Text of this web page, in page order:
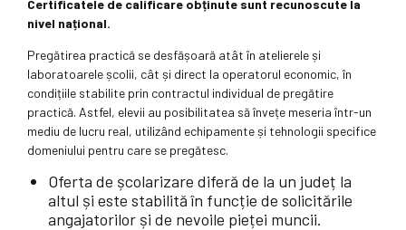
Certificatele de calificare obținute sunt recunoscute la
nivel național.
Pregătirea practică se desfășoară atât în atelierele și
laboratoarele școlii, cât și direct la operatorul economic, în
condițiile stabilite prin contractul individual de pregătire
practică. Astfel, elevii au posibilitatea să învețe meseria într-un
mediu de lucru real, utilizând echipamente și tehnologii specifice
domeniului pentru care se pregătesc.
Oferta de școlarizare diferă de la un județ la
altul și este stabilită în funcție de solicitările
angajatorilor și de nevoile pieței muncii.